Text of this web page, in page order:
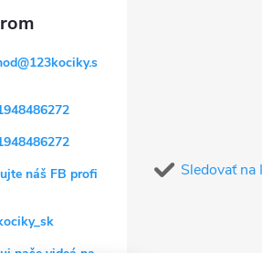
@123kociky.s
náš FB profi
Sledovať na